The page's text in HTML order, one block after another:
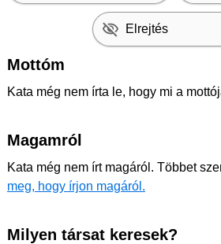
Elrejtés
Mottóm
Kata még nem írta le, hogy mi a
Magamról
Kata még nem írt magáról. Többet
meg, hogy írjon magáról.
Milyen társat keresek?